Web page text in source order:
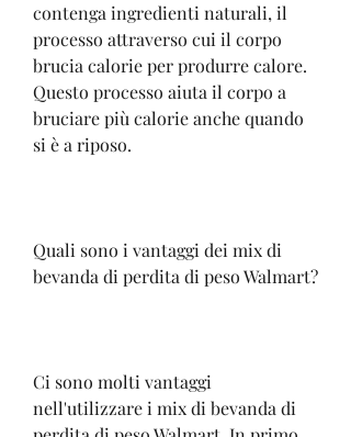
contenga ingredienti naturali, il
processo attraverso cui il corpo
brucia calorie per produrre calore.
Questo processo aiuta il corpo a
bruciare più calorie anche quando
si è a riposo.
Quali sono i vantaggi dei mix di
bevanda di perdita di peso Walmart?
Ci sono molti vantaggi
nell'utilizzare i mix di bevanda di